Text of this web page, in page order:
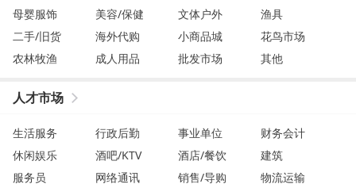
母婴服饰
美容/保健 文体户外
渔具
二手/旧货
海外代购 小商品城
花鸟市场
农林牧渔
成人用品 批发市场 其他
人才市场
生活服务 行政后勤 事业单位
财务会计
休闲娱乐
酒吧/KTV 酒店/餐饮
建筑
服务员
网络通讯 销售/导购
物流运输